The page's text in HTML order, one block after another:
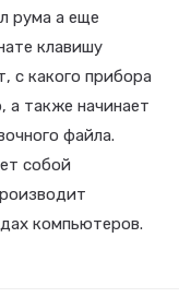
рума а еще
клавишу
с какого прибора
а также начинает
файла.
собой
компьютеров.